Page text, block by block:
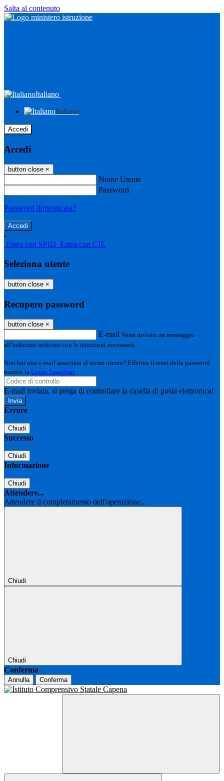
Salta al contenuto
Italiano
Italiano
Accedi
Accedi
button close ×
Nome Utente
Password
Password dimenticata?
-
Entra con SPID Entra con CIE
Seleziona utente
button close ×
Recupero password
button close ×
E-mail Verrà inviato un messaggio
all'indirizzo indicato con le istruzioni necessarie.
Non hai una e-mail associata al nome utente? Effettua il reset della password
tramite la Login Spaggiari
E-mail inviata, si prega di controllare la casella di posta elettronica!
Errore
Chiudi
Successo
Chiudi
Informazione
Chiudi
Attendere...
Attendere il completamento dell'operazione...
Chiudi
Chiudi
Conferma
Annulla Conferma